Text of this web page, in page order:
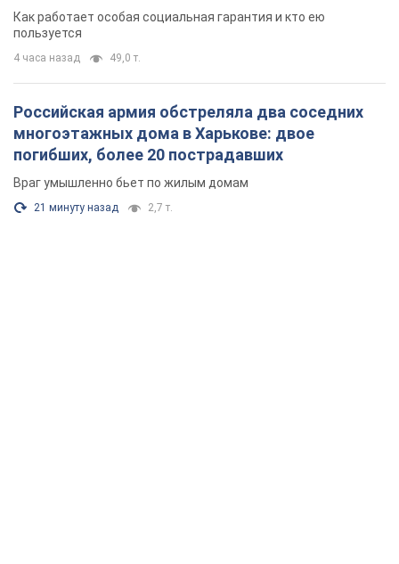
поселился
Как работает особая социальная гарантия и кто ею
пользуется
4 часа назад 49,0 т.
Российская армия обстреляла два соседних
многоэтажных дома в Харькове: двое
погибших, более 20 пострадавших
Враг умышленно бьет по жилым домам
21 минуту назад 2,7 т.